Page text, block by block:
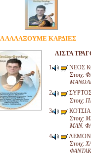
ΑΛΛΑΞΟΥΜΕ ΚΑΡΔΙΕΣ
ΛΙΣΤΑ
ΝΕΟΣ
Στοιχ:
Στοιχ:
Στοιχ:
ΜΑΝ.
Στοιχ: